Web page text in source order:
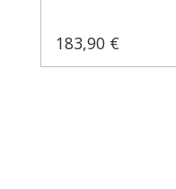
Regulärer Preis:
183,90 €